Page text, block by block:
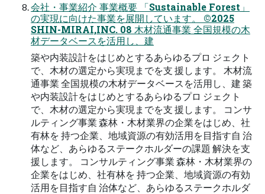
会社・事業紹介 事業概要 「Sustainable Forest」
の実現に向けた事業を展開しています。 ©2025
SHIN-MIRAI,INC. 08 木材流通事業 全国規模の木
材データベースを活用し、建
築や内装設計をはじめとするあらゆるプロ ジェクト
で、木材の選定から実現までを支 援します。 木材流
通事業 全国規模の木材データベースを活用し、建 築
や内装設計をはじめとするあらゆるプロ ジェクト
で、木材の選定から実現までを支 援します。 コンサ
ルティング事業 森林・木材業界の企業をはじめ、社
有林を 持つ企業、地域資源の有効活用を目指す自 治
体など、あらゆるステークホルダーの課題 解決を支
援します。 コンサルティング事業 森林・木材業界の
企業をはじめ、社有林を 持つ企業、地域資源の有効
活用を目指す自 治体など、あらゆるステークホルダ